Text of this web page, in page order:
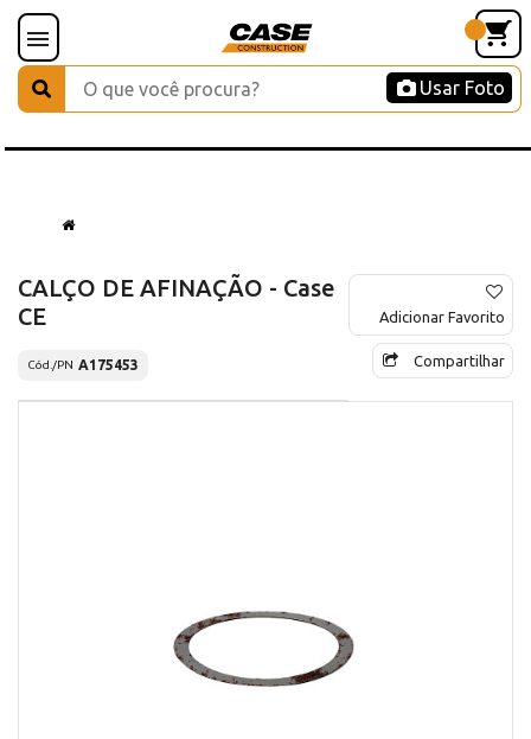
Usar Foto
CALÇO DE AFINAÇÃO - Case
CE
Cód./PN A175453
Adicionar Favorito
Compartilhar